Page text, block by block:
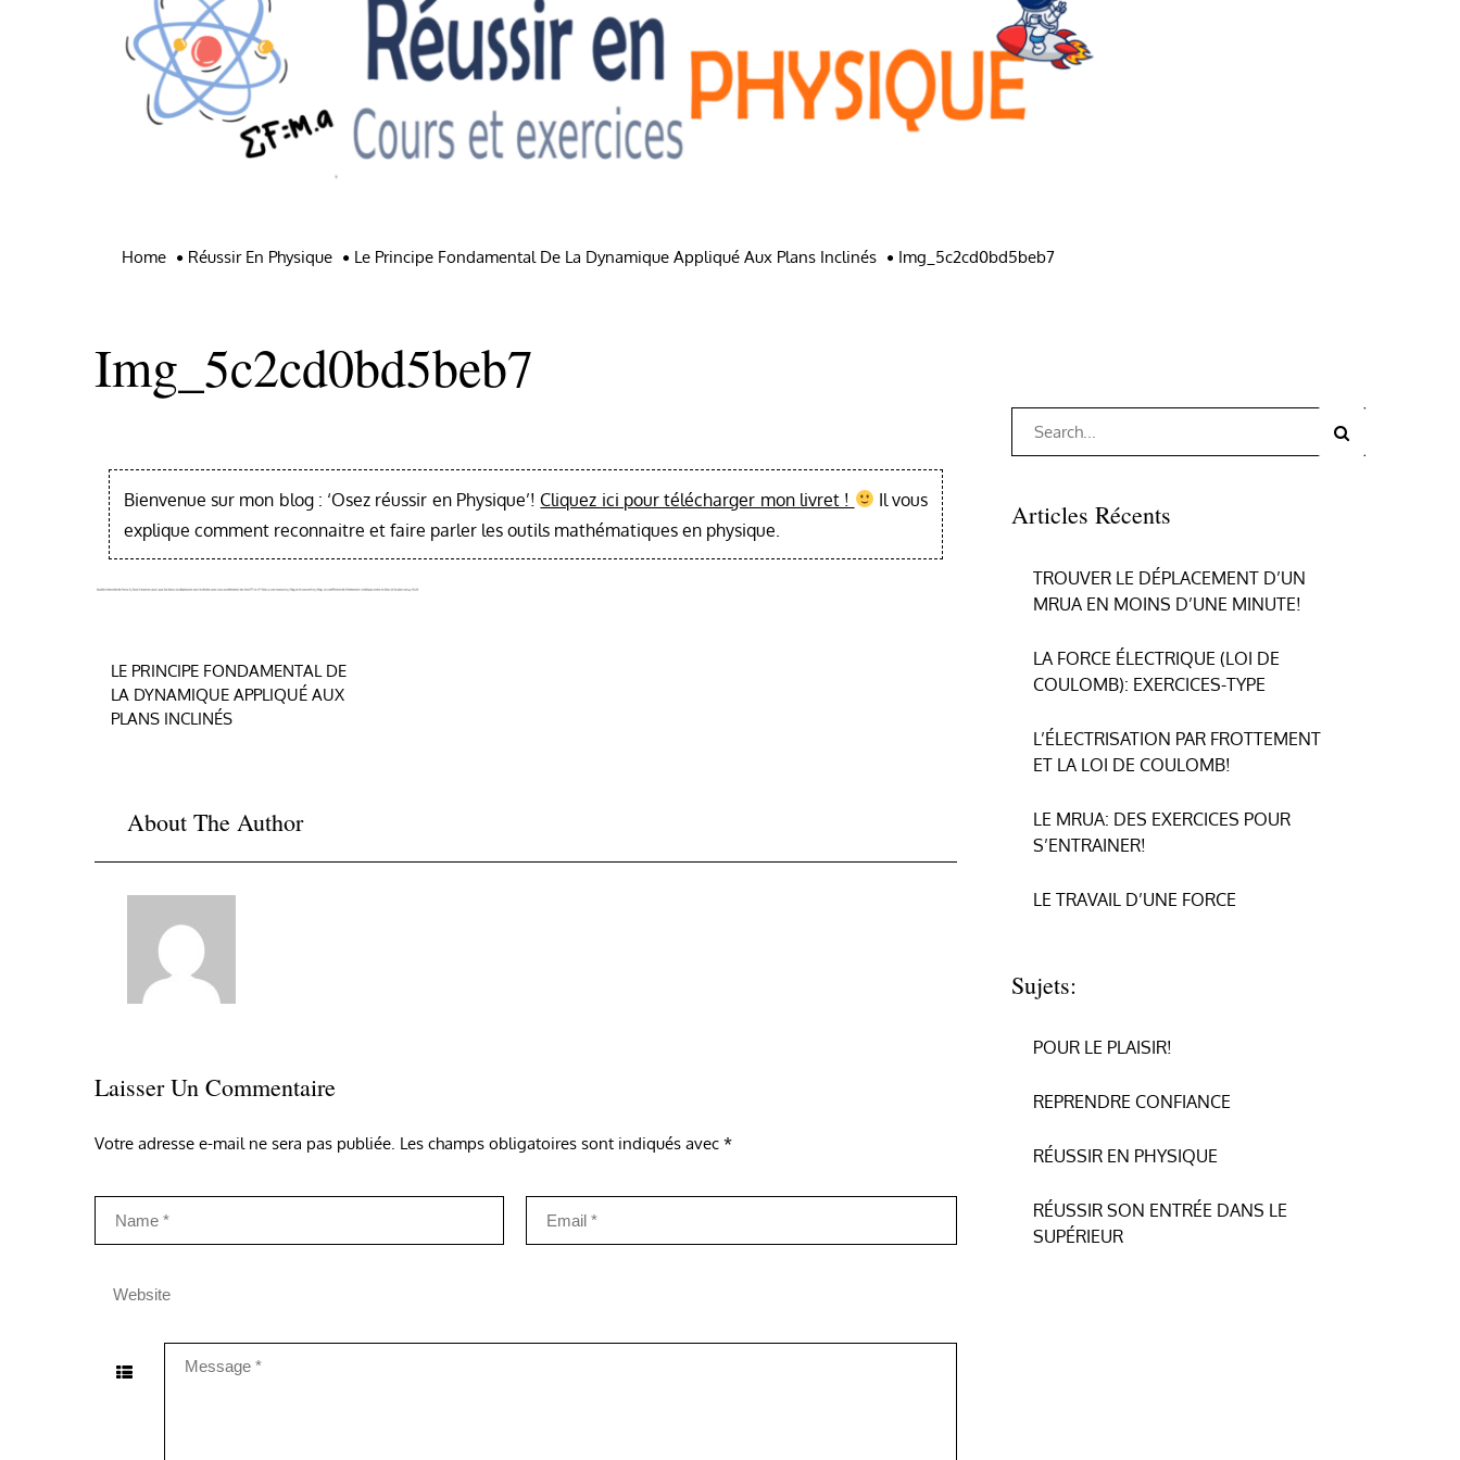
Home Réussir En Physique Le Principe Fondamental De La Dynamique Appliqué Aux Plans Inclinés Img_5c2cd0bd5beb7
Img_5c2cd0bd5beb7
Bienvenue sur mon blog : ‘Osez réussir en Physique’! Cliquez ici pour télécharger mon livret !
Il vous
explique comment reconnaitre et faire parler les outils mathématiques en physique.
Navigation
de
LE PRINCIPE FONDAMENTAL DE
LA DYNAMIQUE APPLIQUÉ AUX
PLANS INCLINÉS
About The Author
Laisser Un Commentaire
Votre adresse e-mail ne sera pas publiée. Les champs obligatoires sont indiqués avec *
Search
Articles Récents
TROUVER LE DÉPLACEMENT D’UN
MRUA EN MOINS D’UNE MINUTE!
LA FORCE ÉLECTRIQUE (LOI DE
COULOMB): EXERCICES-TYPE
L’ÉLECTRISATION PAR FROTTEMENT
ET LA LOI DE COULOMB!
LE MRUA: DES EXERCICES POUR
S’ENTRAINER!
LE TRAVAIL D’UNE FORCE
Sujets:
POUR LE PLAISIR!
REPRENDRE CONFIANCE
RÉUSSIR EN PHYSIQUE
RÉUSSIR SON ENTRÉE DANS LE
SUPÉRIEUR